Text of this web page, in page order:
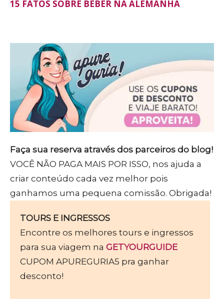
15 FATOS SOBRE BEBER NA ALEMANHA
Faça sua reserva através dos parceiros do blog!
VOCÊ NÃO PAGA MAIS POR ISSO, nos ajuda a
criar conteúdo cada vez melhor pois
ganhamos uma pequena comissão. Obrigada!
TOURS E INGRESSOS
Encontre os melhores tours e ingressos
para sua viagem naGETYOURGUIDE
CUPOM APUREGURIA5 pra ganhar
desconto!